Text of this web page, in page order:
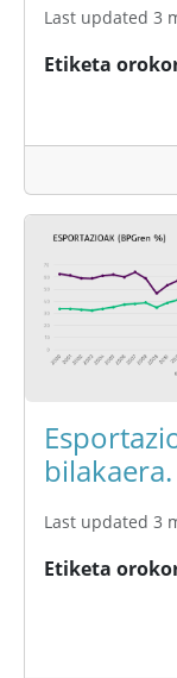
Last updated 3
Etiketa
Last updated 3
Etiketa